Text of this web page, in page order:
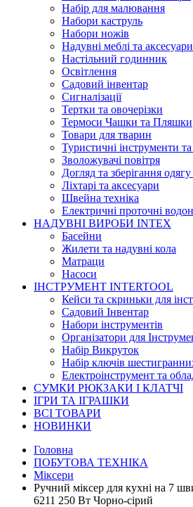
Набір для малювання
Набори каструль
Набори ножів
Надувні меблі та аксесуари
Настільний годинник
Освітлення
Садовий інвентар
Сигналізації
Тертки та овочерізки
Термоси Чашки та Пляшки
Товари для тварин
Туристичні інструменти
Зволожувачі повітря
Догляд та зберігання одягу
Ліхтарі та аксесуари
Швейна техніка
Електричні проточні
НАДУВНІ ВИРОБИ INTEX
Басейни
Жилети та надувні кола
Матраци
Насоси
ІНСТРУМЕНТ INTERTOOL
Кейси та скриньки для
Садовий Інвентар
Набори інструментів
Організатори для
Набір Викруток
Набір ключів
Електроінструмент та
СУМКИ РЮКЗАКИ І КЛАТЧІ
ІГРИ ТА ІГРАШКИ
ВСІ ТОВАРИ
НОВИНКИ
Головна
ПОБУТОВА ТЕХНІКА
Міксери
Ручний міксер для кухні на 7
6211 250 Вт Чорно-сірий